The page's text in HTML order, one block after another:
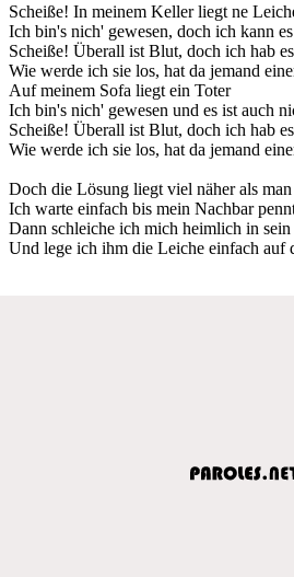
Scheiße! In meinem Keller liegt ne
Ich bin's nich' gewesen, doch ich kann
Scheiße! Überall ist Blut, doch ich hab
Wie werde ich sie los, hat da jemand
Auf meinem Sofa liegt ein Toter
Ich bin's nich' gewesen und es ist auch
Scheiße! Überall ist Blut, doch ich hab
Wie werde ich sie los, hat da jemand
Doch die Lösung liegt viel näher als
Ich warte einfach bis mein Nachbar
Dann schleiche ich mich heimlich in sein
Und lege ich ihm die Leiche einfach auf